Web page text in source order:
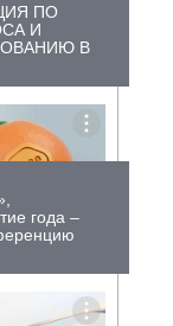
ПО
И
В
года –